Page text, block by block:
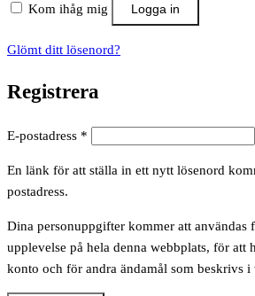
Kom ihåg mig Logga in
Glömt ditt lösenord?
Registrera
E-postadress *
En länk för att ställa in ett nytt lösenord
postadress.
Dina personuppgifter kommer att användas
upplevelse på hela denna webbplats, för att
konto och för andra ändamål som beskrivs i